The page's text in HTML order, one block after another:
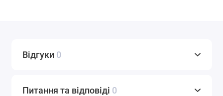
Відгуки 0
Питання та відповіді 0